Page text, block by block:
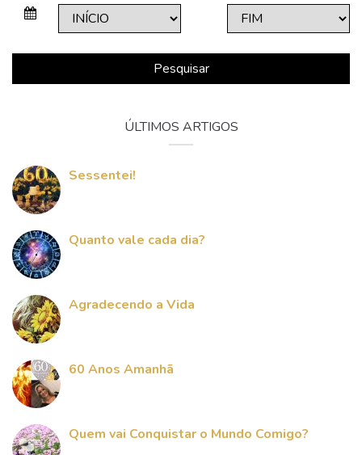
Pesquisar
ÚLTIMOS ARTIGOS
Sessentei!
Quanto vale cada dia?
Agradecendo a Vida
60 Anos Amanhã
Quem vai Conquistar o Mundo Comigo?